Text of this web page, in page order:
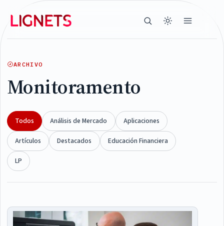
ARCHIVO
Monitoramento
Todos Análisis de Mercado
Aplicaciones
Artículos
Destacados
Educación Financiera
LP
Articles